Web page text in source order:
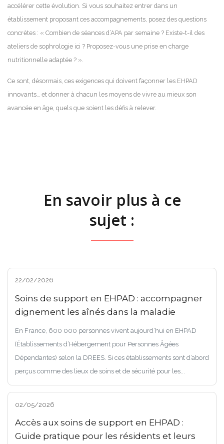
accélérer cette évolution. Si vous souhaitez entrer dans un
établissement proposant ces accompagnements, posez des questions
concrètes : « Combien de séances d’APA par semaine ? Existe-t-il des
ateliers de sophrologie ici ? Proposez-vous une prise en charge
nutritionnelle adaptée ? ».
Ce sont, désormais, ces exigences qui doivent façonner les EHPAD
innovants… et donner à chacun les moyens de vivre au mieux son
avancée en âge, quels que soient les défis à relever.
En savoir plus à ce
sujet :
22/02/2026
Soins de support en EHPAD : accompagner
dignement les aînés dans la maladie
En France, 600 000 personnes vivent aujourd’hui en EHPAD
(Établissements d’Hébergement pour Personnes Âgées
Dépendantes) selon la DREES. Si ces établissements sont d’abord
perçus comme des lieux de soins et de sécurité pour les...
02/05/2026
Accès aux soins de support en EHPAD :
Guide pratique pour les résidents et leurs